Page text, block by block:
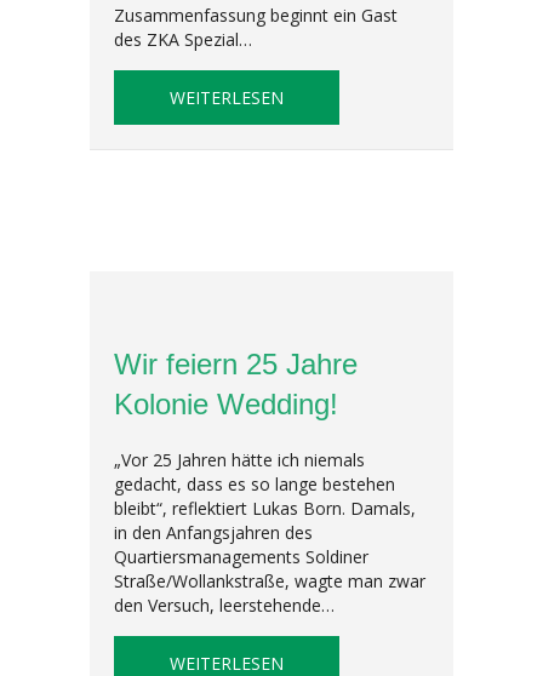
Zusammenfassung beginnt ein Gast
des ZKA Spezial…
WEITERLESEN
Wir feiern 25 Jahre
Kolonie Wedding!
„Vor 25 Jahren hätte ich niemals
gedacht, dass es so lange bestehen
bleibt“, reflektiert Lukas Born. Damals,
in den Anfangsjahren des
Quartiersmanagements Soldiner
Straße/Wollankstraße, wagte man zwar
den Versuch, leerstehende…
WEITERLESEN